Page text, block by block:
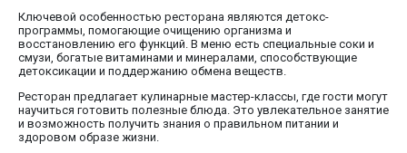
Ключевой особенностью ресторана являются детокс-
программы, помогающие очищению организма и
восстановлению его функций. В меню есть специальные соки и
смузи, богатые витаминами и минералами, способствующие
детоксикации и поддержанию обмена веществ.
Ресторан предлагает кулинарные мастер-классы, где гости могут
научиться готовить полезные блюда. Это увлекательное занятие
и возможность получить знания о правильном питании и
здоровом образе жизни.